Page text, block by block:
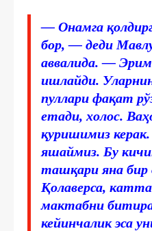
— Онамга
бор, — деди
аввалида. —
ишлайди.
пуллари фақат
етади, холос.
қуришимиз
яшаймиз. Бу
ташқари яна бир
Қолаверса,
мактабни
кейинчалик эса